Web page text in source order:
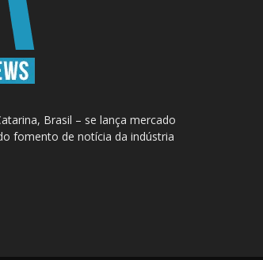
Brasil – se lança mercado
fomento de notícia da indústria